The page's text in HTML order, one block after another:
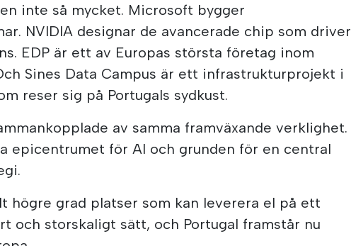
inte så mycket. Microsoft bygger
NVIDIA designar de avancerade chip som driver
EDP är ett av Europas största företag inom
Sines Data Campus är ett infrastrukturprojekt i
reser sig på Portugals sydkust.
av samma framväxande verklighet.
epicentrumet för AI och grunden för en central
högre grad platser som kan leverera el på ett
och storskaligt sätt, och Portugal framstår nu